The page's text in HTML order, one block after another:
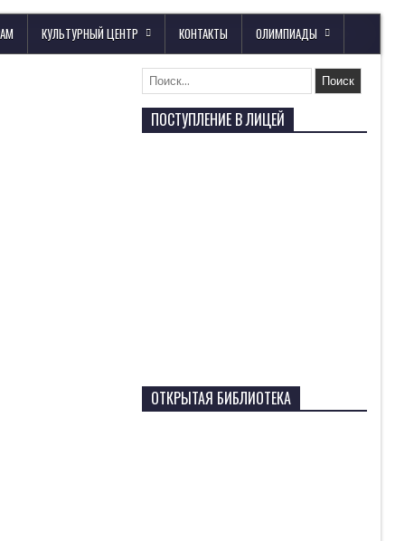
КУЛЬТУРНЫЙ ЦЕНТР КОНТАКТЫ ОЛИМПИАДЫ
ПОСТУПЛЕНИЕ В ЛИЦЕЙ
ОТКРЫТАЯ БИБЛИОТЕКА